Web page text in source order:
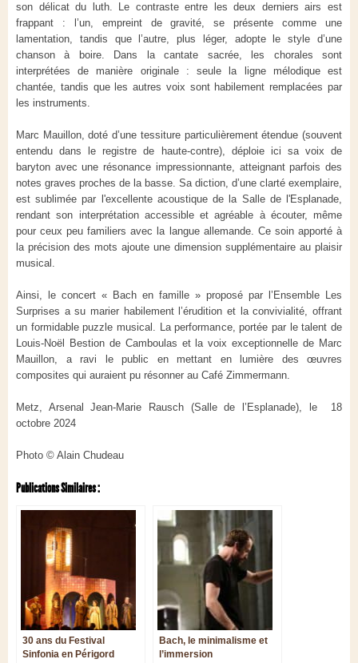
son délicat du luth. Le contraste entre les deux derniers airs est
frappant : l’un, empreint de gravité, se présente comme une
lamentation, tandis que l’autre, plus léger, adopte le style d’une
chanson à boire. Dans la cantate sacrée, les chorales sont
interprétées de manière originale : seule la ligne mélodique est
chantée, tandis que les autres voix sont habilement remplacées par
les instruments.
Marc Mauillon, doté d’une tessiture particulièrement étendue (souvent
entendu dans le registre de haute-contre), déploie ici sa voix de
baryton avec une résonance impressionnante, atteignant parfois des
notes graves proches de la basse. Sa diction, d’une clarté exemplaire,
est sublimée par l'excellente acoustique de la Salle de l'Esplanade,
rendant son interprétation accessible et agréable à écouter, même
pour ceux peu familiers avec la langue allemande. Ce soin apporté à
la précision des mots ajoute une dimension supplémentaire au plaisir
musical.
Ainsi, le concert « Bach en famille » proposé par l’Ensemble Les
Surprises a su marier habilement l’érudition et la convivialité, offrant
un formidable puzzle musical. La performance, portée par le talent de
Louis-Noël Bestion de Camboulas et la voix exceptionnelle de Marc
Mauillon, a ravi le public en mettant en lumière des œuvres
composites qui auraient pu résonner au Café Zimmermann.
Metz, Arsenal Jean-Marie Rausch (Salle de l’Esplanade), le 18
octobre 2024
Photo © Alain Chudeau
Publications Similaires :
30 ans du Festival
Sinfonia en Périgord
Bach, le minimalisme et
l’immersion